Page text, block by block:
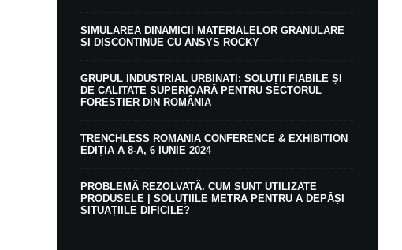
SIMULAREA DINAMICII MATERIALELOR GRANULARE
ȘI DISCONTINUE CU ANSYS ROCKY
GRUPUL INDUSTRIAL URBINATI: SOLUȚII FIABILE ȘI
DE CALITATE SUPERIOARĂ PENTRU SECTORUL
FORESTIER DIN ROMÂNIA
TRENCHLESS ROMANIA CONFERENCE & EXHIBITION
EDIȚIA A 8-A, 6 IUNIE 2024
PROBLEMĂ REZOLVATĂ. CUM SUNT UTILIZATE
PRODUSELE | SOLUȚIILE METRA PENTRU A DEPĂȘI
SITUAȚIILE DIFICILE?